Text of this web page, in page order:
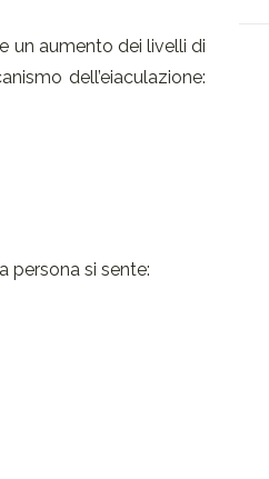
un aumento dei livelli di
dell’eiaculazione:
persona si sente: